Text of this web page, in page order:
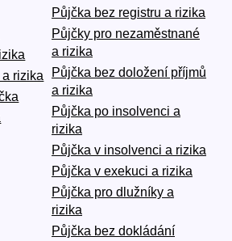
rizika
Půjčka bez registru a rizika
Půjčky pro nezaměstnané
a rizika
Půjčka bez doložení příjmů
a rizika
Půjčka po insolvenci a
rizika
Půjčka v insolvenci a rizika
Půjčka v exekuci a rizika
Půjčka pro dlužníky a
rizika
Půjčka bez dokládání